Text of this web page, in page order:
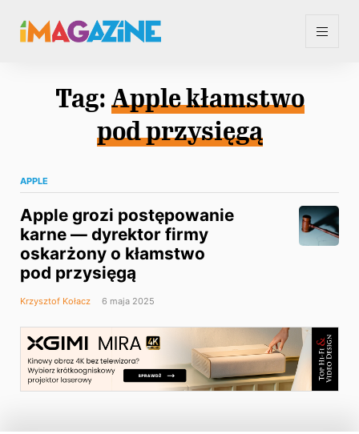
Tag: Apple kłamstwo
pod przysięgą
APPLE
Apple grozi postępowanie
karne — dyrektor firmy
oskarżony o kłamstwo
pod przysięgą
Krzysztof Kołacz 6 maja 2025